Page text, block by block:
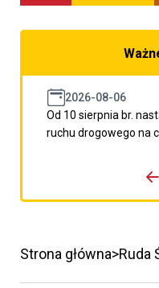
2026-08-06
Od 10 sierpnia br.
ruchu drogowego na
porzpedniego komunikatu
Strona główna Ruda